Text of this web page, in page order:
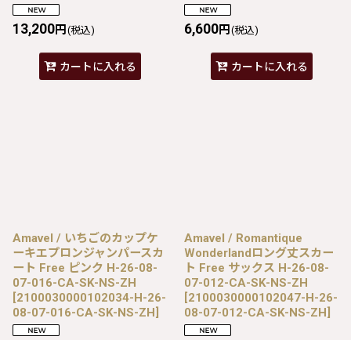
13,200円 (税込)
カートに入れる
6,600円 (税込)
カートに入れる
Amavel / いちごのカップケ
ーキエプロンジャンパースカ
ート Free ピンク H-26-08-
07-016-CA-SK-NS-ZH
[2100030000102034-H-26-
08-07-016-CA-SK-NS-ZH]
Amavel / Romantique
Wonderlandロング丈スカー
ト Free サックス H-26-08-
07-012-CA-SK-NS-ZH
[2100030000102047-H-26-
08-07-012-CA-SK-NS-ZH]